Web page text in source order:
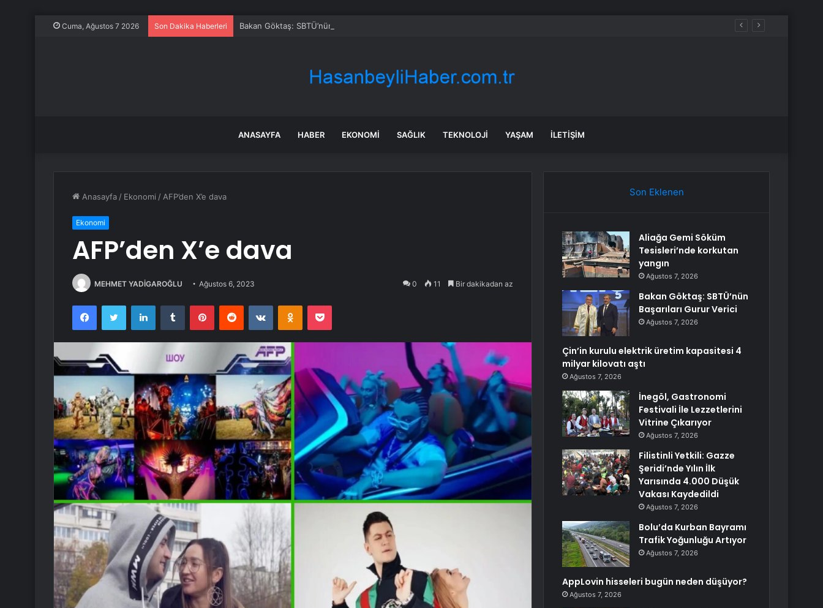
Cuma, Ağustos 7 2026 Son Dakika Haberleri Bakan Göktaş: SBTÜ’nün Başarıları Gurur Verici
ANASAYFA HABER EKONOMI SAĞLIK TEKNOLOJI YAŞAM İLETIŞIM
Anasayfa / Ekonomi / AFP’den X’e dava
Ekonomi
AFP’den X’e dava
MEHMET YADİGAROĞLU Ağustos 6, 2023 0 11 Bir dakikadan az
FacebookTwitter LinkedInTumblr PinterestReddit VKontakteOdnoklassniki
Pocket
Son Eklenen
Aliağa Gemi Söküm
Tesisleri’nde korkutan
yangın
Ağustos 7, 2026
Bakan Göktaş: SBTÜ’nün
Başarıları Gurur Verici
Ağustos 7, 2026
Çin’in kurulu elektrik üretim kapasitesi 4
milyar kilovatı aştı
Ağustos 7, 2026
İnegöl, Gastronomi
Festivali İle Lezzetlerini
Vitrine Çıkarıyor
Ağustos 7, 2026
Filistinli Yetkili: Gazze
Şeridi’nde Yılın İlk
Yarısında 4.000 Düşük
Vakası Kaydedildi
Ağustos 7, 2026
Bolu’da Kurban Bayramı
Trafik Yoğunluğu Artıyor
Ağustos 7, 2026
AppLovin hisseleri bugün neden düşüyor?
Ağustos 7, 2026